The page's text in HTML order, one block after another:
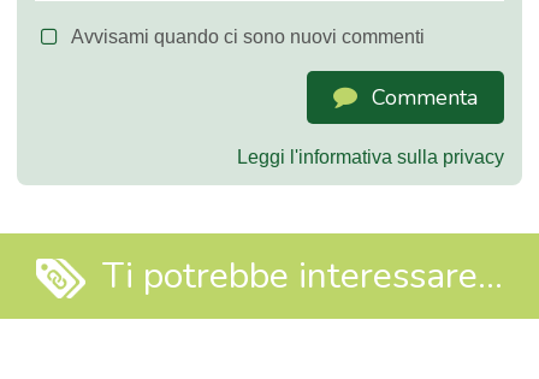
Avvisami quando ci sono nuovi commenti
Commenta
Leggi l'informativa sulla privacy
Ti potrebbe interessare...